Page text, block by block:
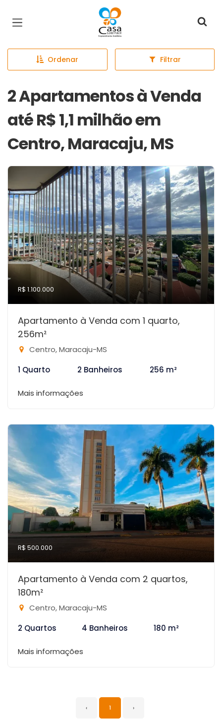
Página inicial
Ordenar Filtrar
2 Apartamentos à Venda
até R$ 1,1 milhão em
Centro, Maracaju, MS
R$ 1.100.000
Apartamento à Venda com 1 quarto,
256m²
Centro, Maracaju-MS
1 Quarto
2 Banheiros 256 m²
Mais informações
R$ 500.000
Apartamento à Venda com 2 quartos,
180m²
Centro, Maracaju-MS
2 Quartos
4 Banheiros 180 m²
Mais informações
‹ 1 ›